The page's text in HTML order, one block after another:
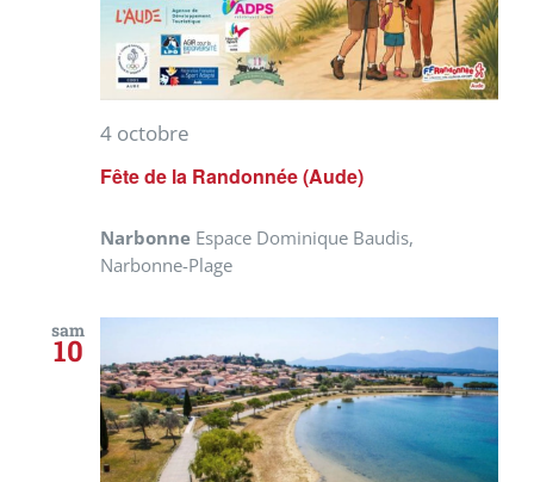
Fête de la Randonnée (Aude)
4 octobre
Narbonne Espace Dominique Baudis,
Narbonne-Plage
sam
10